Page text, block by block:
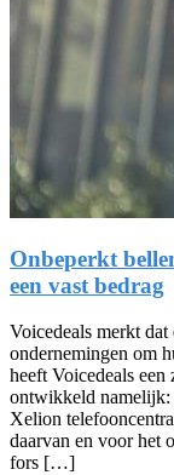
Onbeperkt
een vast bedrag
Voicedeals merkt dat
ondernemingen om
heeft Voicedeals een
ontwikkeld
Xelion
daarvan en voor het
fors […]